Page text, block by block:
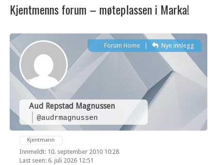
Kjentmenns forum – møteplassen i Marka!
Aud Repstad Magnussen
@audrmagnussen
Forum Home| Nye innlegg
Kjentmann
Innmeldt: 10. september 2010 10:28
Last seen: 6. juli 2026 12:51